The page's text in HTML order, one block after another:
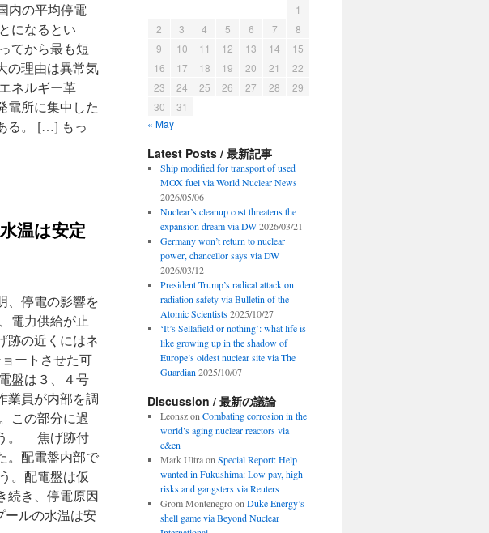
内の平均停電
になるとい
てから最も短
の理由は異常気
ネルギー革
電所に集中した
る。 […] もっ
エ
も
維
(1/2)
ITmedia
温は安定
、停電の影響を
電力供給が止
跡の近くにはネ
ートさせた可
盤は３、４号
業員が内部を調
この部分に過
う。 焦げ跡付
。配電盤内部で
。配電盤は仮
続き、停電原因
ールの水温は安
1
2
3 4 5 6 7
8
9
10 11 12 13 14
15
16
17 18 19 20 21
22
23
24 25 26 27 28
29
30
31
« May
Latest Posts / 最新記事
Ship modified for transport of used
MOX fuel via World Nuclear News
2026/05/06
Nuclear’s cleanup cost threatens the
expansion dream via DW 2026/03/21
Germany won’t return to nuclear
power, chancellor says via DW
2026/03/12
President Trump’s radical attack on
radiation safety via Bulletin of the
Atomic Scientists 2025/10/27
‘It’s Sellafield or nothing’: what life is
like growing up in the shadow of
Europe’s oldest nuclear site via The
Guardian 2025/10/07
Discussion / 最新の議論
Leonszon Combating corrosion in the
world’s aging nuclear reactors via
c&en
Mark Ultraon Special Report: Help
wanted in Fukushima: Low pay, high
risks and gangsters via Reuters
Grom Montenegroon Duke Energy’s
shell game via Beyond Nuclear